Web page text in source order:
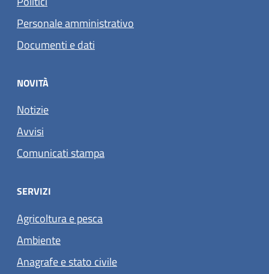
Personale amministrativo
Documenti e dati
NOVITÀ
Notizie
Avvisi
Comunicati stampa
SERVIZI
Agricoltura e pesca
Ambiente
Anagrafe e stato civile